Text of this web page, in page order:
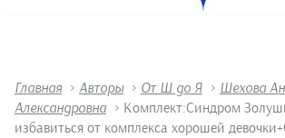
Главная > Авторы > От Ш до Я > Шехова
Александровна > Комплект:Синдром
избавиться от комплекса хорошей